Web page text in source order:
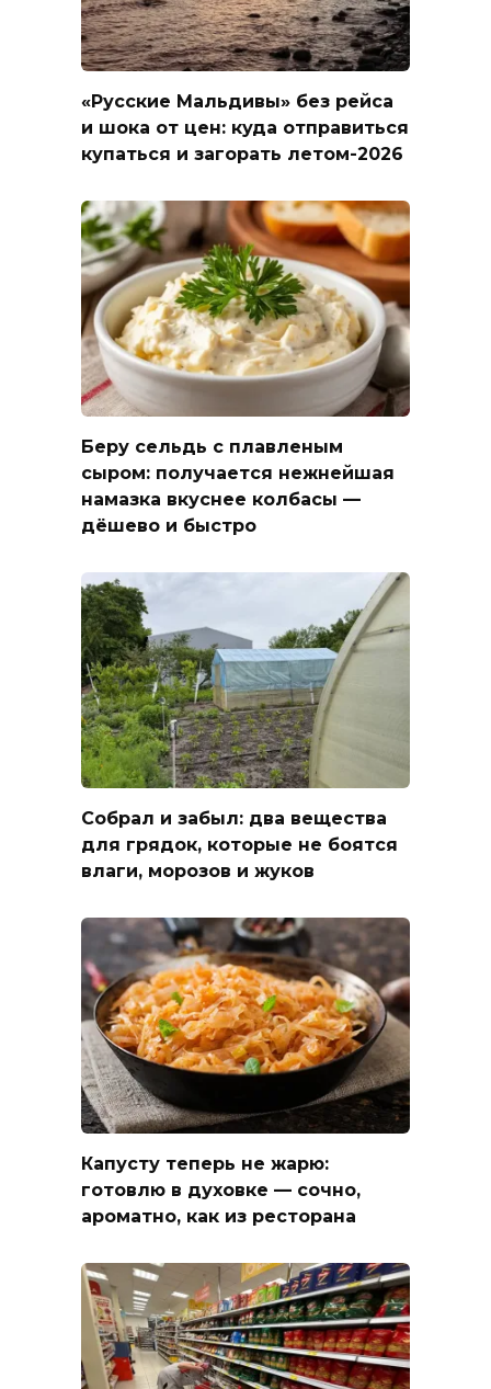
«Русские Мальдивы» без рейса
и шока от цен: куда отправиться
купаться и загорать летом-2026
Беру сельдь с плавленым
сыром: получается нежнейшая
намазка вкуснее колбасы —
дёшево и быстро
Собрал и забыл: два вещества
для грядок, которые не боятся
влаги, морозов и жуков
Капусту теперь не жарю:
готовлю в духовке — сочно,
ароматно, как из ресторана